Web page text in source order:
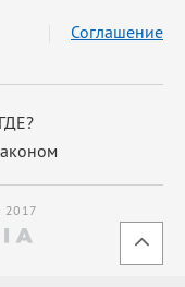
Соглашение
2017